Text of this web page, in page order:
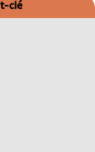
clé